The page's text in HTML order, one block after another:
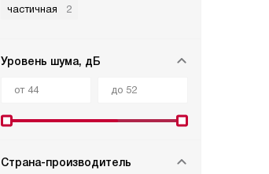
частичная 2
Уровень шума, дБ
Страна-производитель